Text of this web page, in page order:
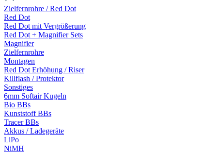
Zielfernrohre / Red Dot
Red Dot
Red Dot mit Vergrößerung
Red Dot + Magnifier Sets
Magnifier
Zielfernrohre
Montagen
Red Dot Erhöhung / Riser
Killflash / Protektor
Sonstiges
6mm Softair Kugeln
Bio BBs
Kunststoff BBs
Tracer BBs
Akkus / Ladegeräte
LiPo
NiMH